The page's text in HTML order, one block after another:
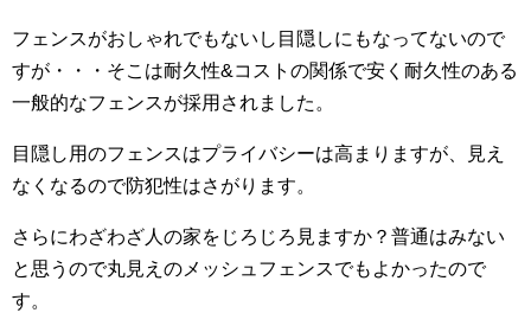
フェンスがおしゃれでもないし目隠しにもなってないので
すが・・・そこは耐久性&コストの関係で安く耐久性のある
一般的なフェンスが採用されました。
目隠し用のフェンスはプライバシーは高まりますが、見え
なくなるので防犯性はさがります。
さらにわざわざ人の家をじろじろ見ますか？普通はみない
と思うので丸見えのメッシュフェンスでもよかったので
す。